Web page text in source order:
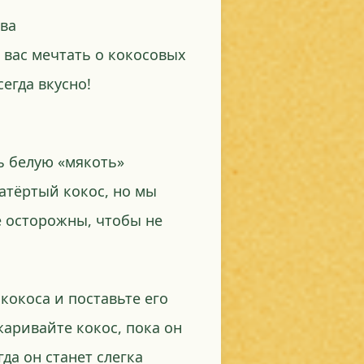
мечтать о кокосовых
вкусно!
белую «мякоть»
кокос, но мы
осторожны, чтобы не
и поставьте его
кокос, пока он
он станет слегка